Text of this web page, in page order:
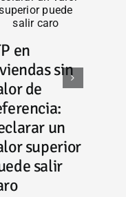
en
sin
de
un
superior
salir